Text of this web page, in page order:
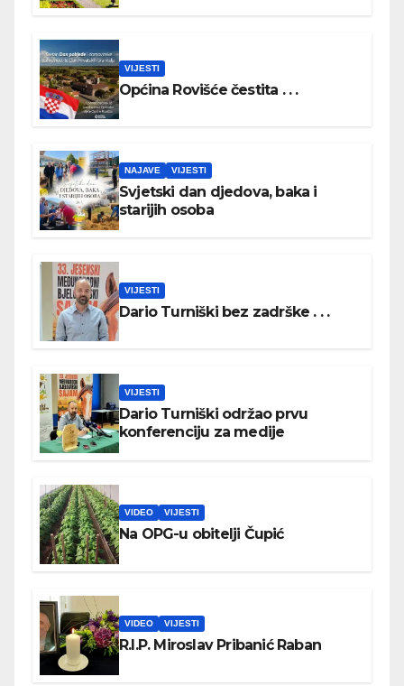
VIJESTI
Općina Rovišće čestita . . .
NAJAVE VIJESTI
Svjetski dan djedova, baka i
starijih osoba
VIJESTI
Dario Turniški bez zadrške . . .
VIJESTI
Dario Turniški održao prvu
konferenciju za medije
VIDEO VIJESTI
Na OPG-u obitelji Čupić
VIDEO VIJESTI
R.I.P. Miroslav Pribanić Raban